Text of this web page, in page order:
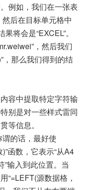
例如，我们在一张表
后在目标单元格中
将会是“EXCEL”。
，然后我们
，那么我们得到的结
容中提取特定字符输
别是对一些样式雷同
等信息。
的话，最好使
函数，它表示“从A4
输入到此位置。当
“=LEFT(源数据格，